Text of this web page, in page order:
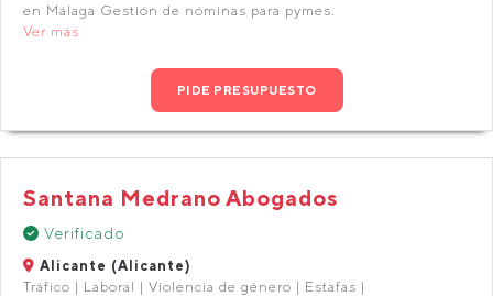
en Málaga Gestión de nóminas para pymes.
Ver más
PIDE PRESUPUESTO
Santana Medrano Abogados
Verificado
Alicante (Alicante)
Tráfico | Laboral | Violencia de género | Estafas |